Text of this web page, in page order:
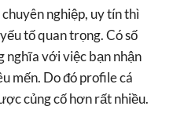
nghiệp, uy tín thì
tố quan trọng. Có số
nghĩa với việc bạn nhận
mến. Do đó profile cá
củng cố hơn rất nhiều.